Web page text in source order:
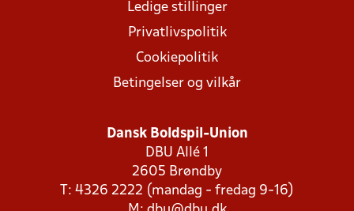
Ledige stillinger
Privatlivspolitik
Cookiepolitik
Betingelser og vilkår
Dansk Boldspil-Union
DBU Allé 1
2605 Brøndby
T: 4326 2222 (mandag - fredag 9-16)